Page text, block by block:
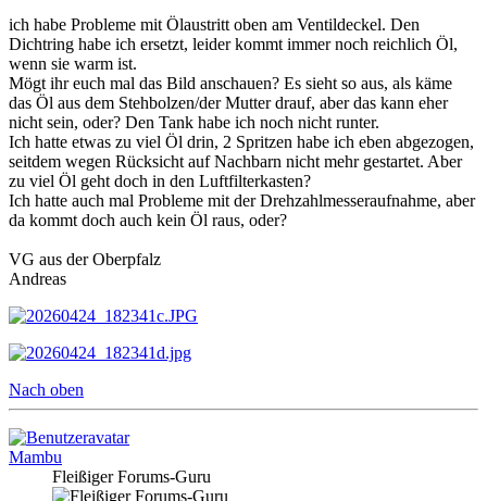
ich habe Probleme mit Ölaustritt oben am Ventildeckel. Den
Dichtring habe ich ersetzt, leider kommt immer noch reichlich Öl,
wenn sie warm ist.
Mögt ihr euch mal das Bild anschauen? Es sieht so aus, als käme
das Öl aus dem Stehbolzen/der Mutter drauf, aber das kann eher
nicht sein, oder? Den Tank habe ich noch nicht runter.
Ich hatte etwas zu viel Öl drin, 2 Spritzen habe ich eben abgezogen,
seitdem wegen Rücksicht auf Nachbarn nicht mehr gestartet. Aber
zu viel Öl geht doch in den Luftfilterkasten?
Ich hatte auch mal Probleme mit der Drehzahlmesseraufnahme, aber
da kommt doch auch kein Öl raus, oder?
VG aus der Oberpfalz
Andreas
Nach oben
Mambu
Fleißiger Forums-Guru